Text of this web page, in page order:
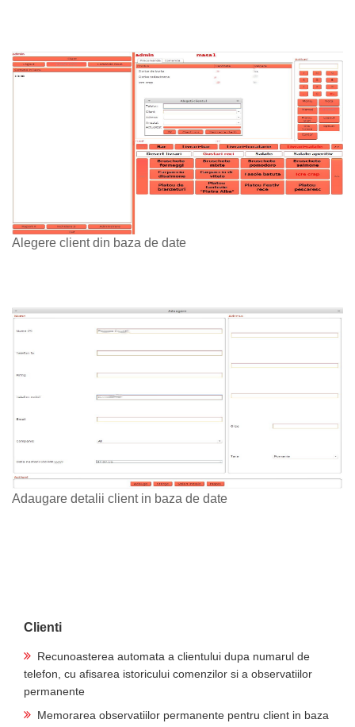
Alegere client din baza de date
Adaugare detalii client in baza de date
Clienti
Recunoasterea automata a clientului dupa numarul de
telefon, cu afisarea istoricului comenzilor si a observatiilor
permanente
Memorarea observatiilor permanente pentru client in baza